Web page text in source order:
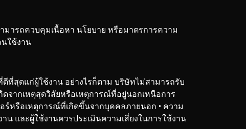
มารถควบคุมเนื้อหา นโยบาย หรือมาตรการความ
ใช้งาน
ที่สุดแก่ผู้ใช้งาน อย่างไรก็ตาม บริษัทไม่สามารถรับ
จากเหตุสุดวิสัยหรือเหตุการณ์ที่อยู่นอกเหนือการ
อร์หรือเหตุการณ์ที่เกิดขึ้นจากบุคคลภายนอก • ความ
น และผู้ใช้งานควรประเมินความเสี่ยงในการใช้งาน